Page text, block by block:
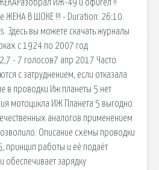
ИЖ-49 и офигел !!
ЖЕНА В ШОКЕ !!! - Duration: 26:10.
Здесь вы можете скачать журналы
с 1924 по 2007 год
- 7 голосов7 апр 2017 Часто
с затруднением, если отказала
в проводки Иж планеты 5 нет
мотоцикла ИЖ Планета 5 выгодно
аналогов применением
Описание схемы проводки
принцип работы и её подаёт
обеспечивает зарядку